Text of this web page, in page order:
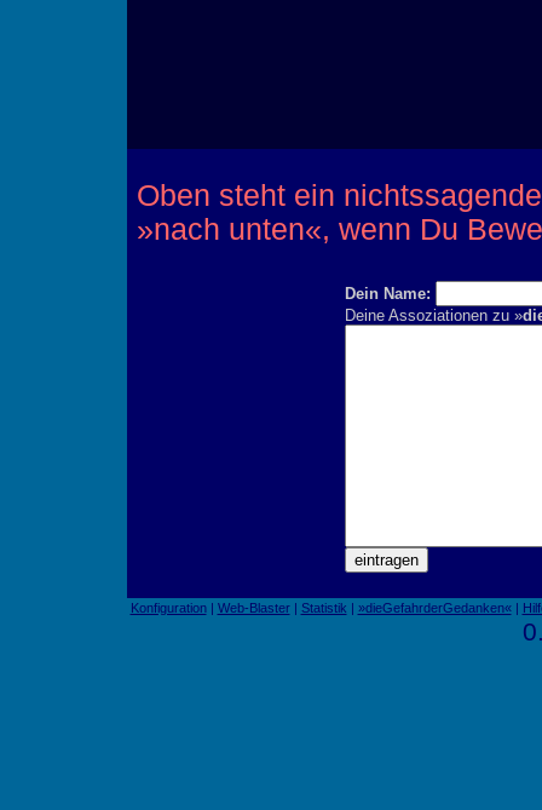
Oben steht ein
»nach unten«, wenn Du
Dein Name:
Deine Assoziationen zu »
Konfiguration| Web-Blaster| Statistik | »dieGefahrderGedanken«|